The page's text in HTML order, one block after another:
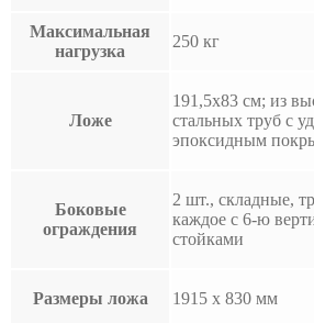
Максимальная
нагрузка
250 кг
Ложе
191,5х83 см; из
стальных труб с
эпоксидным
Боковые
ограждения
2 шт., складные,
каждое с 6-ю
стойками
Размеры ложа 1915 х 830 мм